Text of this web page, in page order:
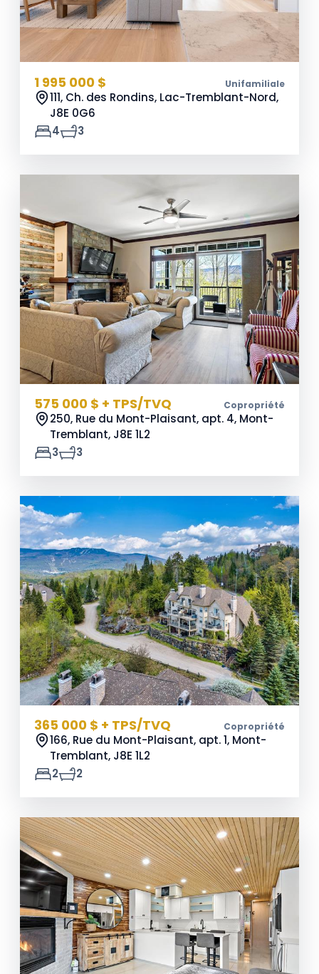
1 995 000 $ Unifamiliale
111, Ch. des Rondins, Lac-Tremblant-Nord,
J8E 0G6
4
3
575 000 $ + TPS/TVQ Copropriété
250, Rue du Mont-Plaisant, apt. 4, Mont-
Tremblant, J8E 1L2
3
3
365 000 $ + TPS/TVQ Copropriété
166, Rue du Mont-Plaisant, apt. 1, Mont-
Tremblant, J8E 1L2
2
2